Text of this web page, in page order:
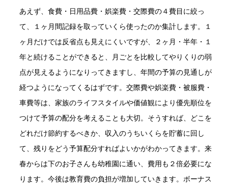
あえず、食費・日用品費・娯楽費・交際費の４費目に絞っ
て、１ヶ月間記録を取っていくら使ったのか集計します。１
ヶ月だけでは反省点も見えにくいですが、２ヶ月・半年・１
年と続けることができると、月ごとを比較してやりくりの弱
点が見えるようになりってきますし、年間の予算の見通しが
経つようになってくるはずです。交際費や娯楽費・被服費・
車費等は、家族のライフスタイルや価値観により優先順位を
つけて予算の配分を考えることも大切。そうすれば、どこを
どれだけ節約するべきか、収入のうちいくらを貯蓄に回し
て、残りをどう予算配分すればよいかがわかってきます。来
春からは下のお子さんも幼稚園に通い、費用も２倍必要にな
ります。今後は教育費の負担が増加していきます。ボーナス